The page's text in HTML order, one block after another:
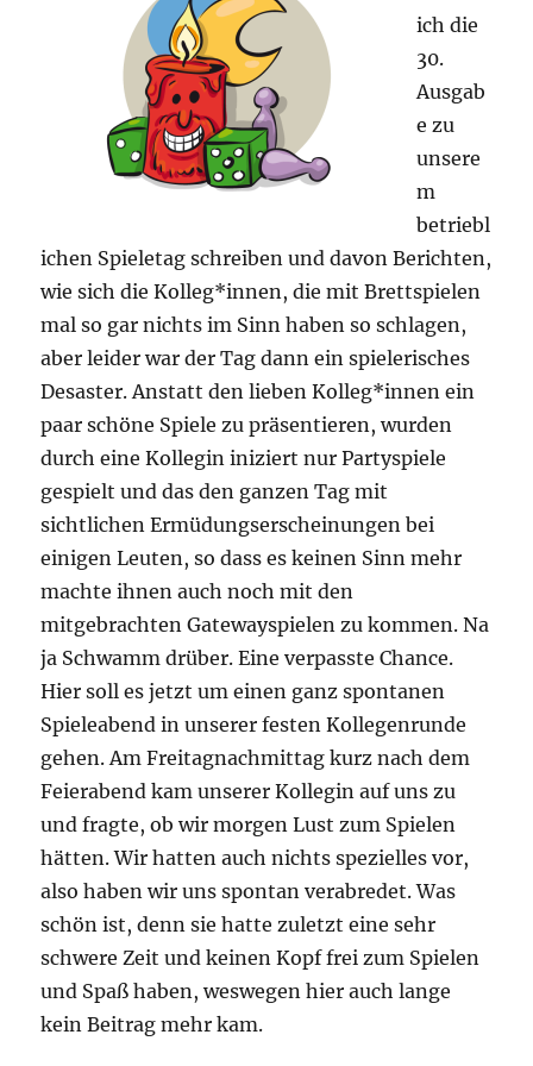
ich die
30.
Ausgab
e zu
unsere
m
betriebl
ichen Spieletag schreiben und davon Berichten,
wie sich die Kolleg*innen, die mit Brettspielen
mal so gar nichts im Sinn haben so schlagen,
aber leider war der Tag dann ein spielerisches
Desaster. Anstatt den lieben Kolleg*innen ein
paar schöne Spiele zu präsentieren, wurden
durch eine Kollegin iniziert nur Partyspiele
gespielt und das den ganzen Tag mit
sichtlichen Ermüdungserscheinungen bei
einigen Leuten, so dass es keinen Sinn mehr
machte ihnen auch noch mit den
mitgebrachten Gatewayspielen zu kommen. Na
ja Schwamm drüber. Eine verpasste Chance.
Hier soll es jetzt um einen ganz spontanen
Spieleabend in unserer festen Kollegenrunde
gehen. Am Freitagnachmittag kurz nach dem
Feierabend kam unserer Kollegin auf uns zu
und fragte, ob wir morgen Lust zum Spielen
hätten. Wir hatten auch nichts spezielles vor,
also haben wir uns spontan verabredet. Was
schön ist, denn sie hatte zuletzt eine sehr
schwere Zeit und keinen Kopf frei zum Spielen
und Spaß haben, weswegen hier auch lange
kein Beitrag mehr kam.